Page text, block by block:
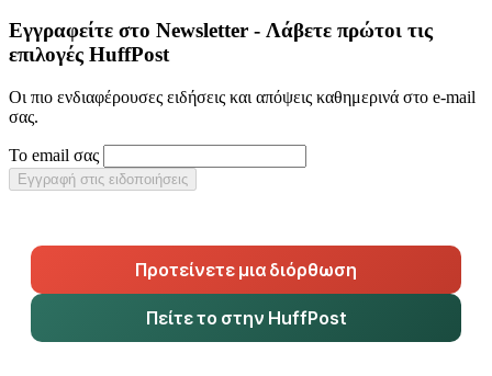
Εγγραφείτε στο Newsletter - Λάβετε πρώτοι τις
επιλογές HuffPost
Οι πιο ενδιαφέρουσες ειδήσεις και απόψεις καθημερινά στο e-mail
σας.
Το email σας
Εγγραφή στις ειδοποιήσεις
Προτείνετε μια διόρθωση
Πείτε το στην HuffPost